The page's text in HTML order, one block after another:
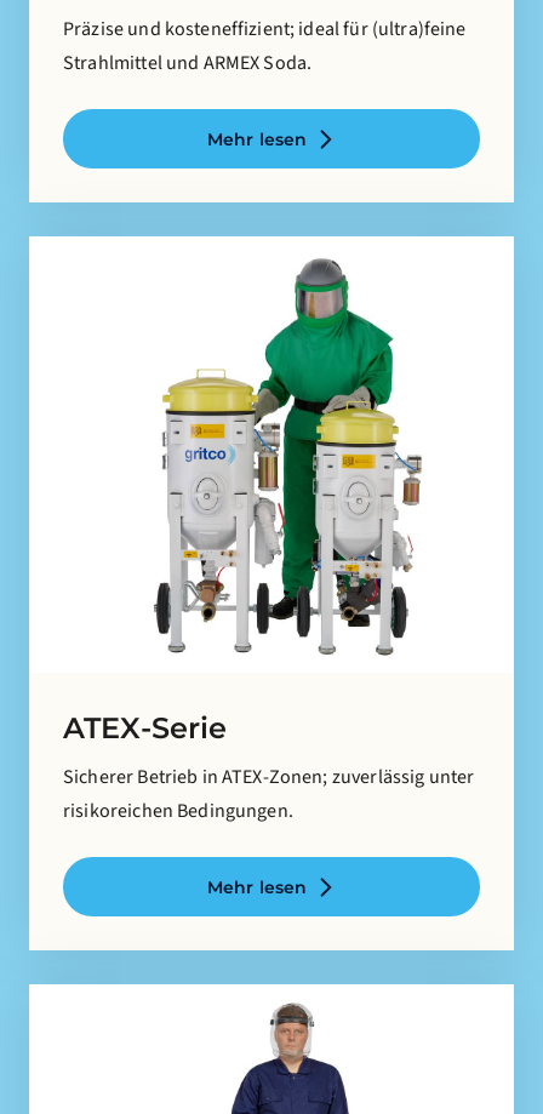
Präzise und kosteneffizient; ideal für (ultra)feine
Strahlmittel und ARMEX Soda.
Mehr lesen
ATEX-Serie
Sicherer Betrieb in ATEX-Zonen; zuverlässig unter
risikoreichen Bedingungen.
Mehr lesen